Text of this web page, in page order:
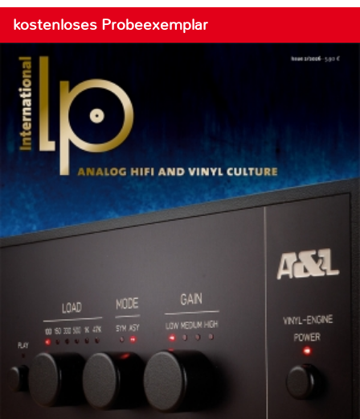
kostenloses Probeexemplar